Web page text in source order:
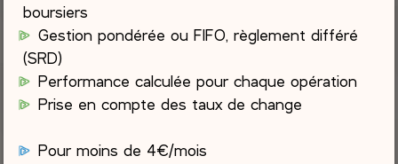
boursiers
Gestion pondérée ou FIFO, règlement différé
(SRD)
Performance calculée pour chaque opération
Prise en compte des taux de change
Pour moins de 4€/mois